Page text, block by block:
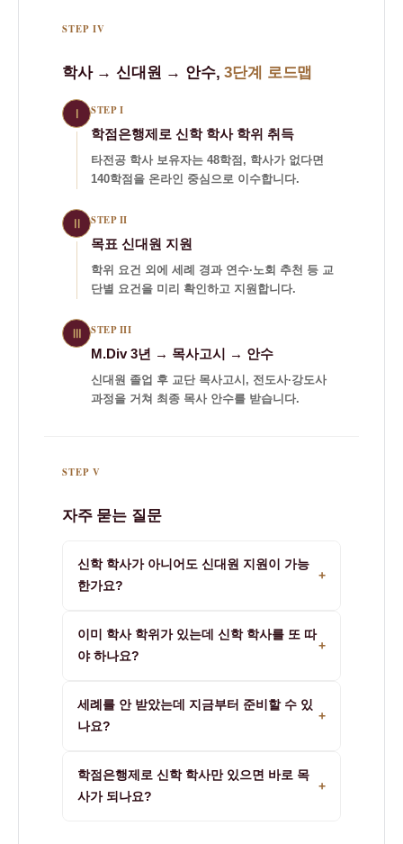
STEP IV
학사 → 신대원 → 안수,3단계 로드맵
Ⅰ
STEP I
학점은행제로 신학 학사 학위 취득
타전공 학사 보유자는 48학점, 학사가 없다면
140학점을 온라인 중심으로 이수합니다.
Ⅱ
STEP II
목표 신대원 지원
학위 요건 외에 세례 경과 연수·노회 추천 등 교
단별 요건을 미리 확인하고 지원합니다.
Ⅲ
STEP III
M.Div 3년 → 목사고시 → 안수
신대원 졸업 후 교단 목사고시, 전도사·강도사
과정을 거쳐 최종 목사 안수를 받습니다.
STEP V
자주 묻는 질문
신학 학사가 아니어도 신대원 지원이 가능
한가요?
+
지원 가능한 학교도 있습니다. 다만 총신대 등
일부 교단 신대원은 전공 요건보다 세례·노회 추
이미 학사 학위가 있는데 신학 학사를 또 따
야 하나요?
+
타전공 학위 제도로 기존 학사는 유지한 채 신학
전공 48학점만 추가 이수하면 신학 학사가 완성
세례를 안 받았는데 지금부터 준비할 수 있
나요?
+
작할 수 있습니다. 다만 총신대처럼 세례 후 경
과 연수를 요구하는 교단 신대원을 목표로 한다
학점은행제로 신학 학사만 있으면 바로 목
사가 되나요?
+